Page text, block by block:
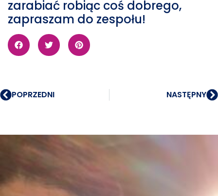
zarabiać robiąc coś dobrego,
zapraszam do zespołu!
POPRZEDNI NASTĘPNY